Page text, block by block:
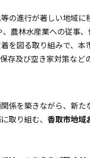
の進行が著しい地域に
農林水産業への従事
を図る取り組みで、本
存及び空き家対策など
係を築きながら、新た
取り組む、 香取市地域